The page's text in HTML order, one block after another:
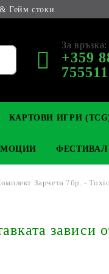
Гейм стоки
За връзка:
+359
OH! TCG
NOVEL
КАРТОВИ ИГРИ
ФИГУРКИ
Зарчета 7бр. -
зависи